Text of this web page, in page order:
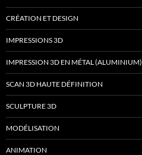
CRÉATION ET DESIGN
IMPRESSIONS 3D
IMPRESSION 3D EN MÉTAL (ALUMINIUM)
SCAN 3D HAUTE DÉFINITION
SCULPTURE 3D
MODÉLISATION
ANIMATION